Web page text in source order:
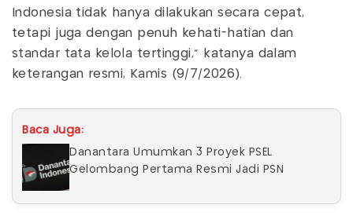
Indonesia tidak hanya dilakukan secara cepat,
tetapi juga dengan penuh kehati-hatian dan
standar tata kelola tertinggi," katanya dalam
keterangan resmi, Kamis (9/7/2026).
Baca Juga:
Danantara Umumkan 3 Proyek PSEL
Gelombang Pertama Resmi Jadi PSN